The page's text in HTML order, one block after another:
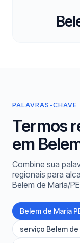
PALAVRAS-CHAVE
Termos
em
Combine sua
regionais para
Belem de Maria/
Belem de Maria
serviço Belem de